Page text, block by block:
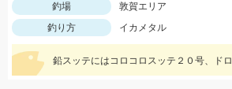
釣場
敦賀エリア
釣り方
イカメタル